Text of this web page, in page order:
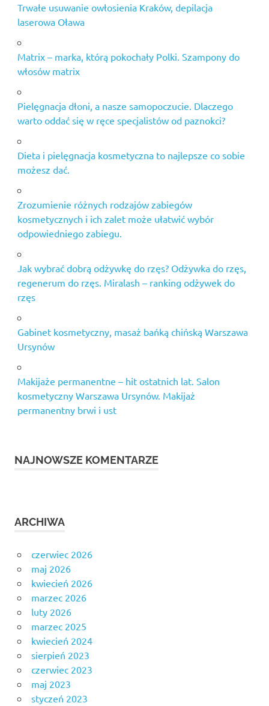
Trwałe usuwanie owłosienia Kraków, depilacja
laserowa Oława
Matrix – marka, którą pokochały Polki. Szampony do
włosów matrix
Pielęgnacja dłoni, a nasze samopoczucie. Dlaczego
warto oddać się w ręce specjalistów od paznokci?
Dieta i pielęgnacja kosmetyczna to najlepsze co sobie
możesz dać.
Zrozumienie różnych rodzajów zabiegów
kosmetycznych i ich zalet może ułatwić wybór
odpowiedniego zabiegu.
Jak wybrać dobrą odżywkę do rzęs? Odżywka do rzęs,
regenerum do rzęs. Miralash – ranking odżywek do
rzęs
Gabinet kosmetyczny, masaż bańką chińską Warszawa
Ursynów
Makijaże permanentne – hit ostatnich lat. Salon
kosmetyczny Warszawa Ursynów. Makijaż
permanentny brwi i ust
NAJNOWSZE KOMENTARZE
ARCHIWA
czerwiec 2026
maj 2026
kwiecień 2026
marzec 2026
luty 2026
marzec 2025
kwiecień 2024
sierpień 2023
czerwiec 2023
maj 2023
styczeń 2023